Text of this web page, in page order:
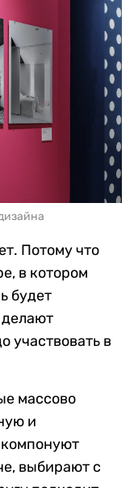
Потому что
в котором
будет
участвовать в
массово
и
компонуют
выбирают с